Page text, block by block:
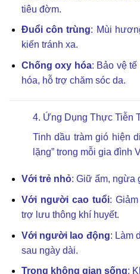
tiêu đờm.
Đuổi côn trùng: Mùi
kiến tránh xa.
Chống oxy hóa: Bảo vệ tế
hóa, hỗ trợ chăm sóc da.
4. Ứng Dụng Thực Tiễn
Tinh dầu tràm gió hiện
lặng” trong mỗi gia đình
Với trẻ nhỏ: Giữ ấm, ngừa
Với người cao tuổi:
trợ lưu thông khí huyết.
Với người lao động: Làm
sau ngày dài.
Trong không gian sống: